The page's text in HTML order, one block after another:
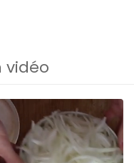
vidéo